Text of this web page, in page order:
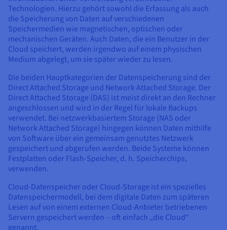
Preise
Verfügbarkeit nach Regionen
Dokumentation
Roadmap und Changelog
Monitoring
Roadmap und Changelog
Dokumentation
Roadmap und Changelog
Roadmap und Changelog
Roadmap und Changelog
Technologien. Hierzu gehört sowohl die Erfassung als auch
die Speicherung von Daten auf verschiedenen
Speichermedien wie magnetischen, optischen oder
mechanischen Geräten. Auch Daten, die ein Benutzer in der
Cloud speichert, werden irgendwo auf einem physischen
Medium abgelegt, um sie später wieder zu lesen.
Die beiden Hauptkategorien der Datenspeicherung sind der
Direct Attached Storage und Network Attached Storage. Der
Direct Attached Storage (DAS) ist meist direkt an den Rechner
angeschlossen und wird in der Regel für lokale Backups
verwendet. Bei netzwerkbasiertem Storage (NAS oder
Network Attached Storage) hingegen können Daten mithilfe
von Software über ein gemeinsam genutztes Netzwerk
gespeichert und abgerufen werden. Beide Systeme können
Festplatten oder Flash-Speicher, d. h. Speicherchips,
verwenden.
Cloud-Datenspeicher oder Cloud-Storage ist ein spezielles
Datenspeichermodell, bei dem digitale Daten zum späteren
Lesen auf von einem externen Cloud-Anbieter betriebenen
Servern gespeichert werden – oft einfach „die Cloud“
genannt.